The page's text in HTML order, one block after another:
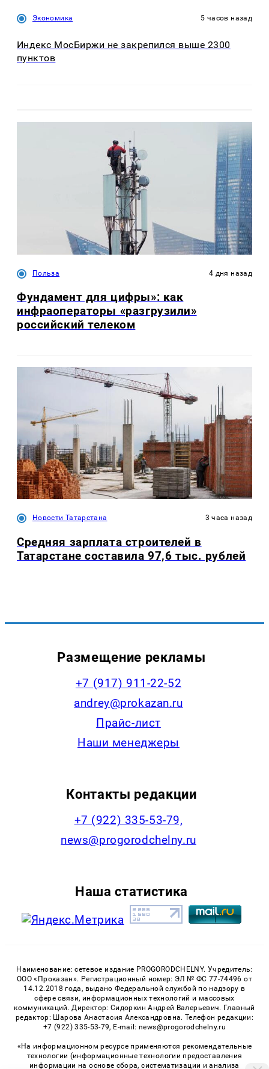
Экономика 5 часов назад
Индекс МосБиржи не закрепился выше 2300
пунктов
Польза 4 дня назад
Фундамент для цифры»: как
инфраоператоры «разгрузили»
российский телеком
Новости Татарстана 3 часа назад
Средняя зарплата строителей в
Татарстане составила 97,6 тыс. рублей
Размещение рекламы
+7 (917) 911-22-52
andrey@prokazan.ru
Прайс-лист
Наши менеджеры
Контакты редакции
+7 (922) 335-53-79,
news@progorodchelny.ru
Наша статистика
Наименование: сетевое издание PROGORODCHELNY. Учредитель:
ООО «Проказан». Регистрационный номер: ЭЛ № ФС 77-74496 от
14.12.2018 года, выдано Федеральной службой по надзору в
сфере связи, информационных технологий и массовых
коммуникаций. Директор: Сидоркин Андрей Валерьевич. Главный
редактор: Шарова Анастасия Александровна. Телефон редакции:
+7 (922) 335-53-79, E-mail: news@progorodchelny.ru
«На информационном ресурсе применяются рекомендательные
технологии (информационные технологии предоставления
информации на основе сбора, систематизации и анализа